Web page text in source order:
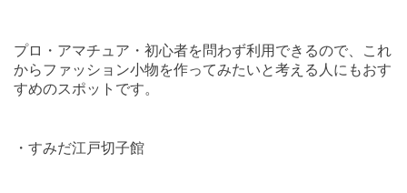
プロ・アマチュア・初心者を問わず利用できるので、これ
からファッション小物を作ってみたいと考える人にもおす
すめのスポットです。
・すみだ江戸切子館